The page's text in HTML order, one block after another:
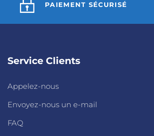
PAIEMENT SÉCURISÉ
Service Clients
Appelez-nous
Envoyez-nous un e-mail
FAQ